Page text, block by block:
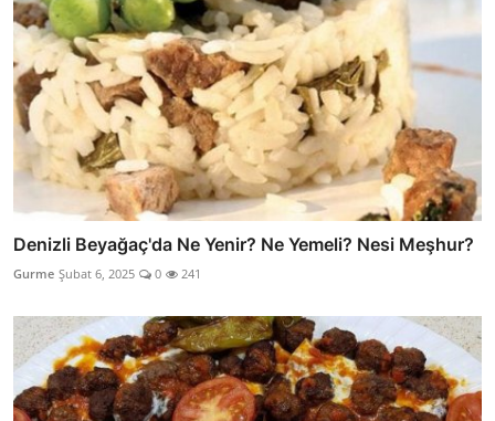
Denizli Beyağaç'da Ne Yenir? Ne Yemeli? Nesi Meşhur?
Gurme Şubat 6, 2025 0 241